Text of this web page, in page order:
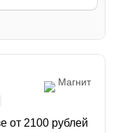
Магнит
от 2100 рублей